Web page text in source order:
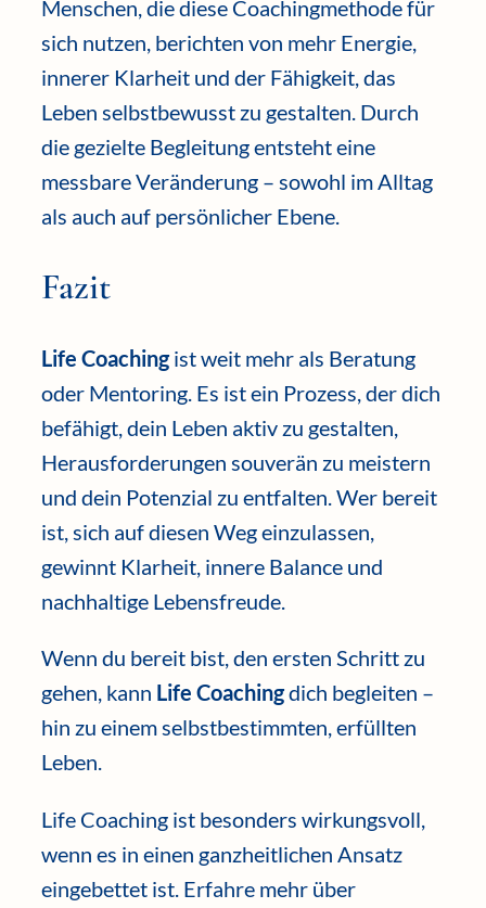
Menschen, die diese Coachingmethode für
sich nutzen, berichten von mehr Energie,
innerer Klarheit und der Fähigkeit, das
Leben selbstbewusst zu gestalten. Durch
die gezielte Begleitung entsteht eine
messbare Veränderung – sowohl im Alltag
als auch auf persönlicher Ebene.
Fazit
Life Coachingist weit mehr als Beratung
oder Mentoring. Es ist ein Prozess, der dich
befähigt, dein Leben aktiv zu gestalten,
Herausforderungen souverän zu meistern
und dein Potenzial zu entfalten. Wer bereit
ist, sich auf diesen Weg einzulassen,
gewinnt Klarheit, innere Balance und
nachhaltige Lebensfreude.
Wenn du bereit bist, den ersten Schritt zu
gehen, kann Life Coachingdich begleiten –
hin zu einem selbstbestimmten, erfüllten
Leben.
Life Coaching ist besonders wirkungsvoll,
wenn es in einen ganzheitlichen Ansatz
eingebettet ist. Erfahre mehr über